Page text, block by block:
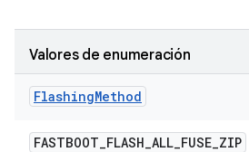
Valores de enumeración
FlashingMethod
FASTBOOT_FLASH_ALL_FUSE_ZIP